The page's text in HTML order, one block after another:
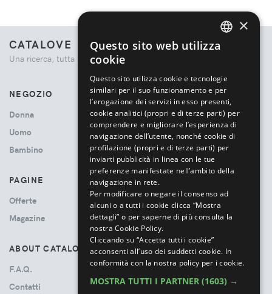
CATALOVE
Una ricerca, tutta la moda.
NEGOZIO
Donna
Uomo
Bambino
PAGINE
Offerte
Magazine
ABOUT CATALOVE
F.A.Q.
Contatti
×
Questo sito web utilizza
cookie
Questo sito utilizza cookie e tecnologie
similari per il suo funzionamento e per
l’erogazione dei servizi in esso presenti,
cookie analitici (propri e di terze parti) per
comprendere e migliorare l’esperienza di
navigazione dell’utente, nonché cookie di
profilazione (propri e di terze parti) per
inviarti pubblicità in linea con le tue
preferenze manifestate nell’ambito della
navigazione in rete.
Per modificare o negare il consenso ad
alcuni o a tutti i cookie clicca “Mostra
dettagli” o per saperne di più consulta la
nostra Cookie Policy.
Cliccando su “Accetta tutti i cookie”
acconsenti all’uso dei suddetti cookie. In
conformità con la nostra policy per i cookie.
MOSTRA TUTTI I PARTNER (1603) →